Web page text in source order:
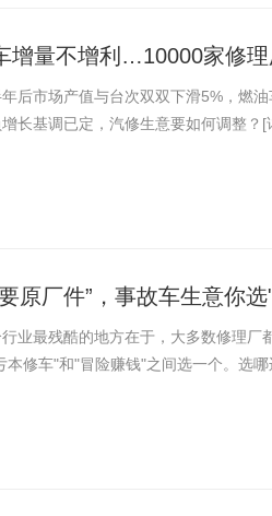
增量不增利…10000家修
年后市场产值与台次双双下滑5%，燃
长基调已定，汽修生意要如何调整？ [
原厂件”，事故车生意你
业最残酷的地方在于，大多数修理厂
本修车"和"冒险赚钱"之间选一个。选